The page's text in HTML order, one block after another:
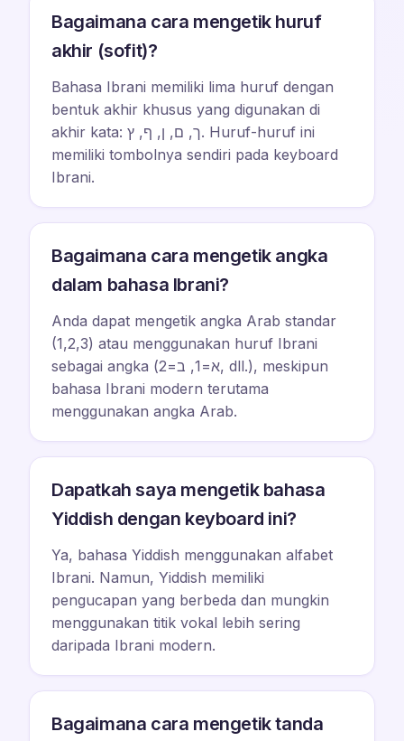
Bagaimana cara mengetik huruf
akhir (sofit)?
Bahasa Ibrani memiliki lima huruf dengan
bentuk akhir khusus yang digunakan di
akhir kata: ך, ם, ן, ף, ץ. Huruf-huruf ini
memiliki tombolnya sendiri pada keyboard
Ibrani.
Bagaimana cara mengetik angka
dalam bahasa Ibrani?
Anda dapat mengetik angka Arab standar
(1,2,3) atau menggunakan huruf Ibrani
sebagai angka (א=1, ב=2, dll.), meskipun
bahasa Ibrani modern terutama
menggunakan angka Arab.
Dapatkah saya mengetik bahasa
Yiddish dengan keyboard ini?
Ya, bahasa Yiddish menggunakan alfabet
Ibrani. Namun, Yiddish memiliki
pengucapan yang berbeda dan mungkin
menggunakan titik vokal lebih sering
daripada Ibrani modern.
Bagaimana cara mengetik tanda